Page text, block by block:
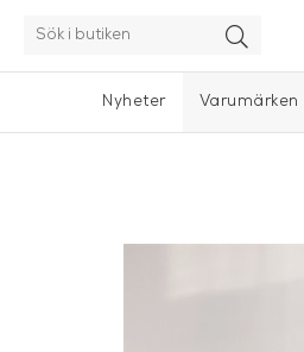
Nyheter Varumärken